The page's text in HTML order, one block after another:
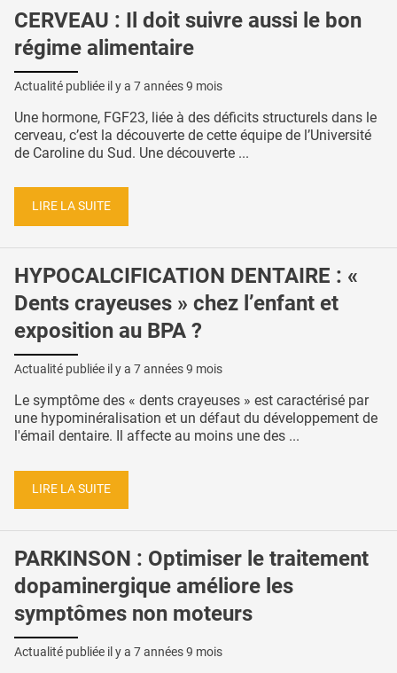
CERVEAU : Il doit suivre aussi le bon
régime alimentaire
Actualité publiée il y a 7 années 9 mois
Une hormone, FGF23, liée à des déficits structurels dans le
cerveau, c’est la découverte de cette équipe de l’Université
de Caroline du Sud. Une découverte ...
LIRE LA SUITE
HYPOCALCIFICATION DENTAIRE : «
Dents crayeuses » chez l’enfant et
exposition au BPA ?
Actualité publiée il y a 7 années 9 mois
Le symptôme des « dents crayeuses » est caractérisé par
une hypominéralisation et un défaut du développement de
l'émail dentaire. Il affecte au moins une des ...
LIRE LA SUITE
PARKINSON : Optimiser le traitement
dopaminergique améliore les
symptômes non moteurs
Actualité publiée il y a 7 années 9 mois